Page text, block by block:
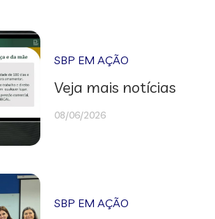
SBP EM AÇÃO
Veja mais notícias
08/06/2026
SBP EM AÇÃO